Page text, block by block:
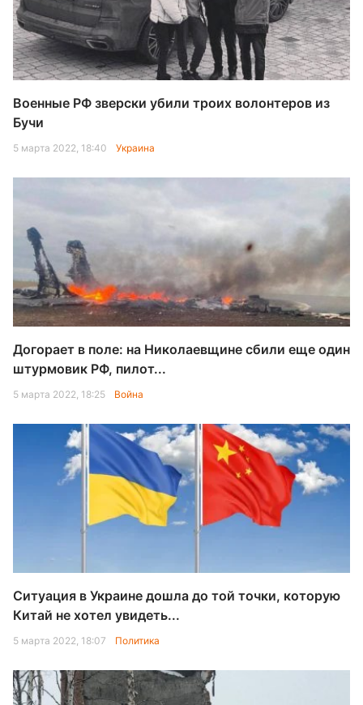
Военные РФ зверски убили троих волонтеров из
Бучи
5 марта 2022, 18:40 Украина
Догорает в поле: на Николаевщине сбили еще один
штурмовик РФ, пилот...
5 марта 2022, 18:25 Война
Ситуация в Украине дошла до той точки, которую
Китай не хотел увидеть...
5 марта 2022, 18:07 Политика